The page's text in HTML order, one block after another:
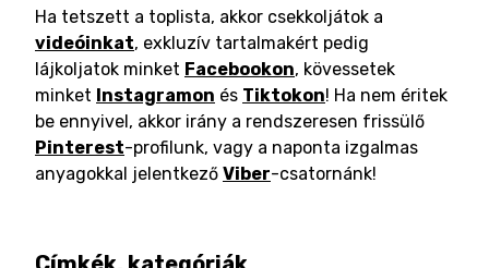
Ha tetszett a toplista, akkor csekkoljátok a
videóinkat, exkluzív tartalmakért pedig
lájkoljatok minket Facebookon, kövessetek
minket Instagramon és Tiktokon! Ha nem éritek
be ennyivel, akkor irány a rendszeresen frissülő
Pinterest-profilunk, vagy a naponta izgalmas
anyagokkal jelentkező Viber-csatornánk!